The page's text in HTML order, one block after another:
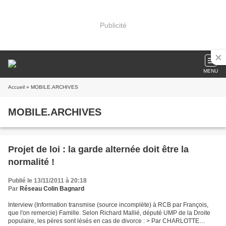
Publicité
MENU
Accueil » MOBILE.ARCHIVES
MOBILE.ARCHIVES
Projet de loi : la garde alternée doit être la
normalité !
Publié le 13/11/2011 à 20:18
Par Réseau Colin Bagnard
Interview (Information transmise (source incomplète) à RCB par François,
que l'on remercie) Famille. Selon Richard Mallié, député UMP de la Droite
populaire, les pères sont lésés en cas de divorce : > Par CHARLOTTE